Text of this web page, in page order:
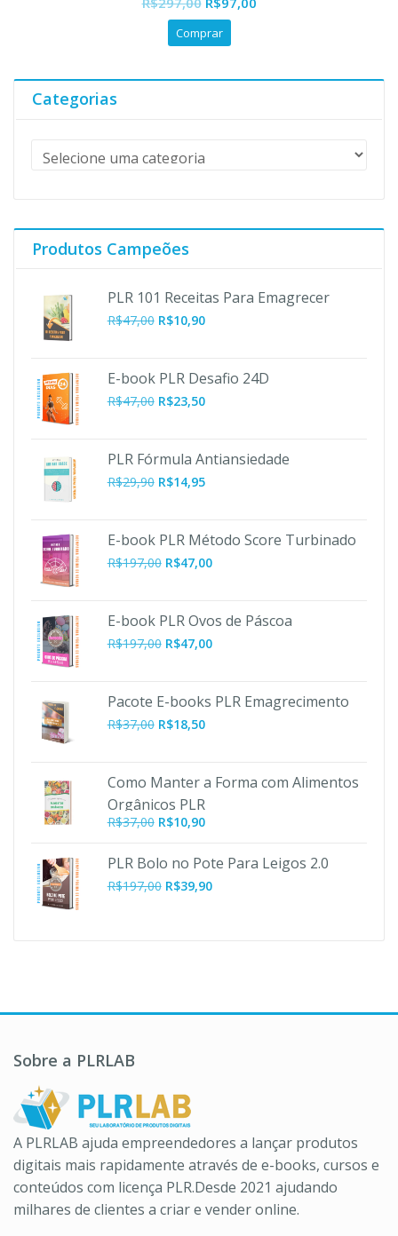
preço
original
Comprar
Categorias
Produtos Campeões
PLR 101 Receitas Para Emagrecer
R$47,00 O
era:
R$47,00.
R$10,90O
é:
R$10,90.
E-book PLR Desafio 24D
R$47,00 R$23,50
PLR Fórmula Antiansiedade
R$29,90 R$14,95
E-book PLR Método Score Turbinado
R$197,00 O
era:
R$197,00.
R$47,00O
é:
R$47,00.
E-book PLR Ovos de Páscoa
R$197,00 O
era:
R$197,00.
R$47,00O
é:
Pacote E-books PLR Emagrecimento
R$37,00 R$18,50
Como Manter a Forma com Alimentos
Orgânicos PLR
R$37,00 O
original
era:
R$37,00.
R$10,90O
atual
é:
PLR Bolo no Pote Para Leigos 2.0
R$197,00 O
R$39,90O
Sobre a PLRLAB
A PLRLAB ajuda empreendedores a lançar produtos
digitais mais rapidamente através de e-books, cursos e
conteúdos com licença PLR.Desde 2021 ajudando
milhares de clientes a criar e vender online.